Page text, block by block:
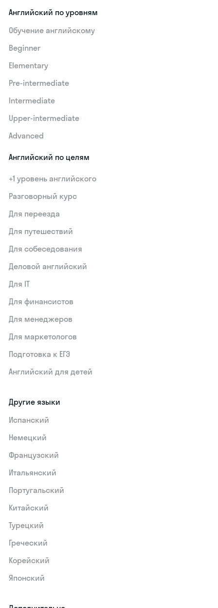
Английский по уровням
Обучение английскому
Beginner
Elementary
Pre-intermediate
Intermediate
Upper-intermediate
Advanced
Английский по целям
+1 уровень английского
Разговорный курс
Для переезда
Для путешествий
Для собеседования
Деловой английский
Для IT
Для финансистов
Для менеджеров
Для маркетологов
Подготовка к ЕГЭ
Английский для детей
Другие языки
Испанский
Немецкий
Французский
Итальянский
Португальский
Китайский
Турецкий
Греческий
Корейский
Японский